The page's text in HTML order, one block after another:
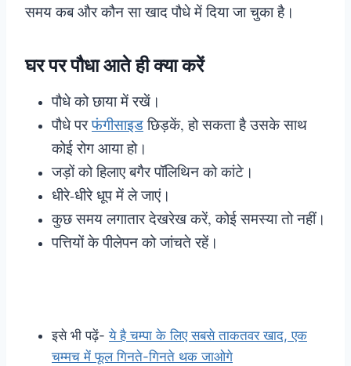
समय कब और कौन सा खाद पौधे में दिया जा चुका है।
घर पर पौधा आते ही क्या करें
पौधे को छाया में रखें।
पौधे परफंगीसाइडछिड़कें, हो सकता है उसके साथ
कोई रोग आया हो।
जड़ों को हिलाए बगैर पॉलिथिन को कांटे।
धीरे-धीरे धूप में ले जाएं।
कुछ समय लगातार देखरेख करें, कोई समस्या तो नहीं।
पत्तियों के पीलेपन को जांचते रहें।
इसे भी पढ़ें-ये है चम्पा के लिए सबसे ताकतवर खाद, एक
चम्मच में फूल गिनते-गिनते थक जाओगे